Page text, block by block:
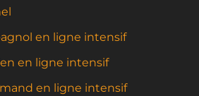
en ligne intensif
en ligne intensif
en ligne intensif